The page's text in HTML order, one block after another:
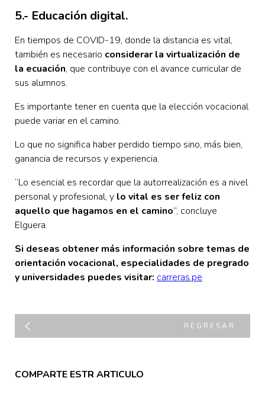
5.- Educación digital.
En tiempos de COVID-19, donde la distancia es vital,
también es necesario considerar la virtualización de
la ecuación, que contribuye con el avance curricular de
sus alumnos.
Es importante tener en cuenta que la elección vocacional
puede variar en el camino.
Lo que no significa haber perdido tiempo sino, más bien,
ganancia de recursos y experiencia.
“Lo esencial es recordar que la autorrealización es a nivel
personal y profesional, y lo vital es ser feliz con
aquello que hagamos en el camino”, concluye
Elguera.
Si deseas obtener más información sobre temas de
orientación vocacional, especialidades de pregrado
y universidades puedes visitar: carreras.pe
REGRESAR
COMPARTE ESTR ARTICULO